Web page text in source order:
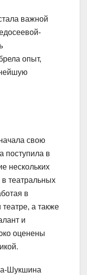
важной
опыт,
свою
поступила в
нескольких
в театральных
в
а также
и
оценены
Шукшина